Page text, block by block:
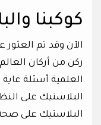
كوكبنا
الآن وقد تم العثور
ركن من أركان
العلمية أسئلة
البلاستيك على
البلاستيك على صحة